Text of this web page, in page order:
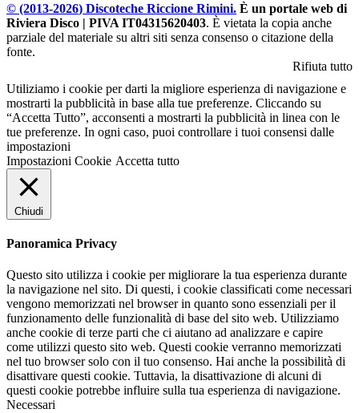
© (2013-2026) Discoteche Riccione Rimini. È un portale web di
Riviera Disco | PIVA IT04315620403. È vietata la copia anche
parziale del materiale su altri siti senza consenso o citazione della
fonte.
Rifiuta tutto
Utiliziamo i cookie per darti la migliore esperienza di navigazione e
mostrarti la pubblicità in base alla tue preferenze. Cliccando su
“Accetta Tutto”, acconsenti a mostrarti la pubblicità in linea con le
tue preferenze. In ogni caso, puoi controllare i tuoi consensi dalle
impostazioni
Impostazioni Cookie Accetta tutto
Chiudi
Panoramica Privacy
Questo sito utilizza i cookie per migliorare la tua esperienza durante
la navigazione nel sito. Di questi, i cookie classificati come necessari
vengono memorizzati nel browser in quanto sono essenziali per il
funzionamento delle funzionalità di base del sito web. Utilizziamo
anche cookie di terze parti che ci aiutano ad analizzare e capire
come utilizzi questo sito web. Questi cookie verranno memorizzati
nel tuo browser solo con il tuo consenso. Hai anche la possibilità di
disattivare questi cookie. Tuttavia, la disattivazione di alcuni di
questi cookie potrebbe influire sulla tua esperienza di navigazione.
Necessari